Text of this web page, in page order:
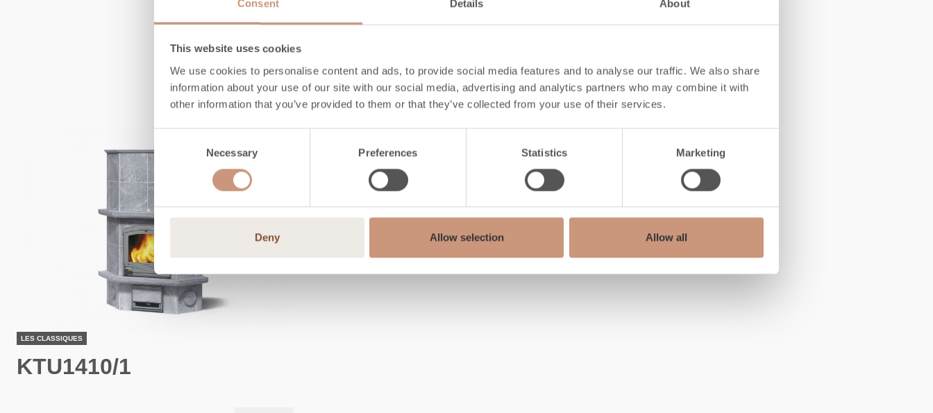
Consent Details About
This website uses cookies
We use cookies to personalise content and ads, to provide social media features and to analyse our traffic. We also share
information about your use of our site with our social media, advertising and analytics partners who may combine it with
other information that you’ve provided to them or that they’ve collected from your use of their services.
Selection
Necessary Preferences Statistics Marketing
Deny Allow selection Allow all
Découvrez aussi
LES CLASSIQUES
KTU1410/1